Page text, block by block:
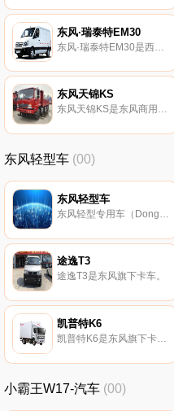
东风·瑞泰特EM30
东风·瑞泰特EM30是西安新青年旗下的轻客车。
东风天锦KS
东风天锦KS是东风商用车旗下卡车。
东风轻型车 (00)
东风轻型车
途逸T3
途逸T3是东风旗下卡车。
凯普特K6
凯普特K6是东风旗下卡车。
小霸王W17-汽车 (00)